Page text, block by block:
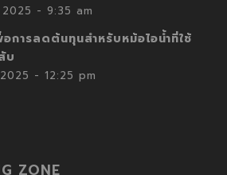
- 9:35 am
อการลดต้นทุนสำหรับหม้อไอน้ำที่ใช้
บ
- 12:25 pm
ZONE